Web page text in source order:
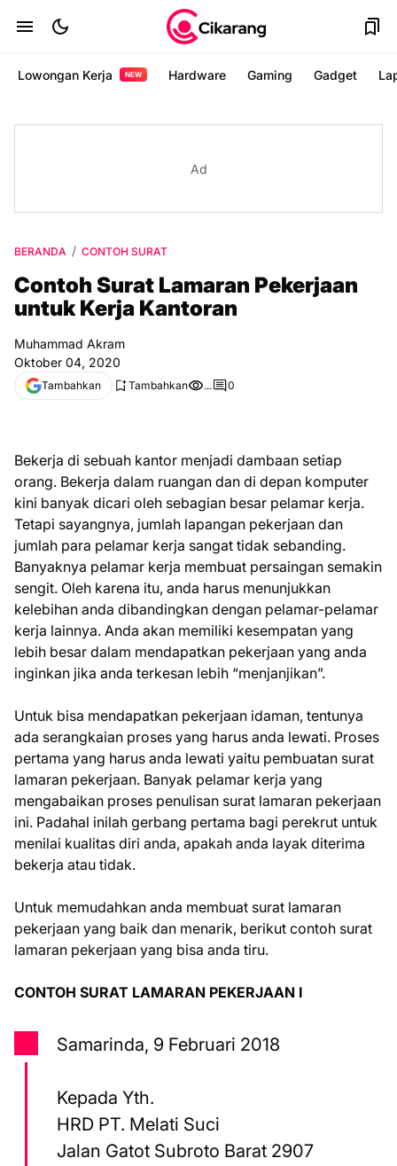
Lowongan Kerja NEW Hardware Gaming Gadget
Ad
BERANDA CONTOH SURAT
Contoh Surat Lamaran Pekerjaan
untuk Kerja Kantoran
Muhammad Akram
Oktober 04, 2020
Tambahkan Tambahkan ... 0
Bekerja di sebuah kantor menjadi dambaan setiap
orang. Bekerja dalam ruangan dan di depan komputer
kini banyak dicari oleh sebagian besar pelamar kerja.
Tetapi sayangnya, jumlah lapangan pekerjaan dan
jumlah para pelamar kerja sangat tidak sebanding.
Banyaknya pelamar kerja membuat persaingan semakin
sengit. Oleh karena itu, anda harus menunjukkan
kelebihan anda dibandingkan dengan pelamar-pelamar
kerja lainnya. Anda akan memiliki kesempatan yang
lebih besar dalam mendapatkan pekerjaan yang anda
inginkan jika anda terkesan lebih “menjanjikan”.
Untuk bisa mendapatkan pekerjaan idaman, tentunya
ada serangkaian proses yang harus anda lewati. Proses
pertama yang harus anda lewati yaitu pembuatan surat
lamaran pekerjaan. Banyak pelamar kerja yang
mengabaikan proses penulisan surat lamaran pekerjaan
ini. Padahal inilah gerbang pertama bagi perekrut untuk
menilai kualitas diri anda, apakah anda layak diterima
bekerja atau tidak.
Untuk memudahkan anda membuat surat lamaran
pekerjaan yang baik dan menarik, berikut contoh surat
lamaran pekerjaan yang bisa anda tiru.
CONTOH SURAT LAMARAN PEKERJAAN I
Samarinda, 9 Februari 2018
Kepada Yth.
HRD PT. Melati Suci
Jalan Gatot Subroto Barat 2907